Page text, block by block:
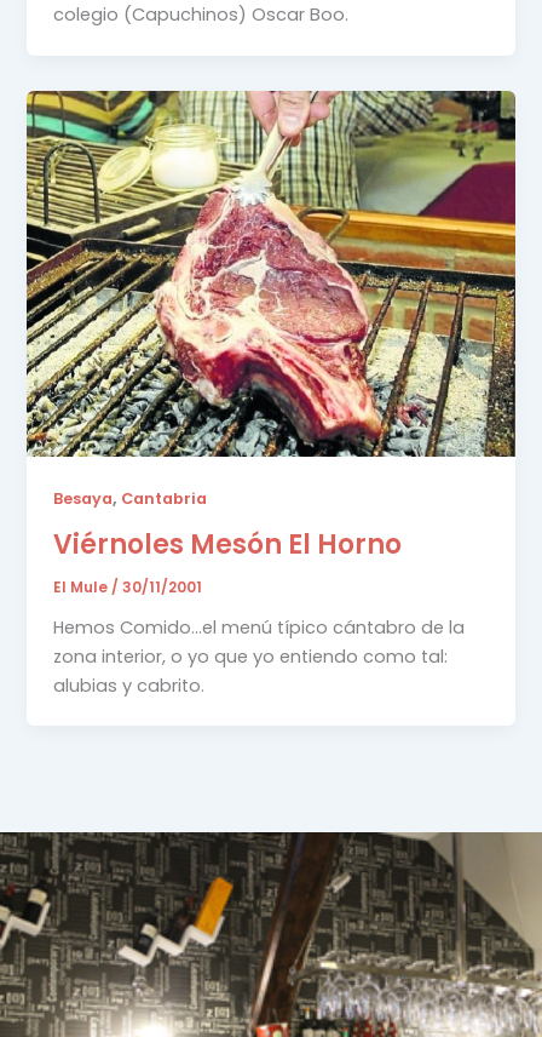
colegio (Capuchinos) Oscar Boo.
Besaya, Cantabria
Viérnoles Mesón El Horno
El Mule /30/11/2001
Hemos Comido…el menú típico cántabro de la
zona interior, o yo que yo entiendo como tal:
alubias y cabrito.